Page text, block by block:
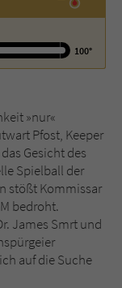
100°
»nur«
Pfost, Keeper
Gesicht des
Spielball der
stößt Kommissar
bedroht.
James Smrt und
auf die Suche
Buchtitel
& Co. KG